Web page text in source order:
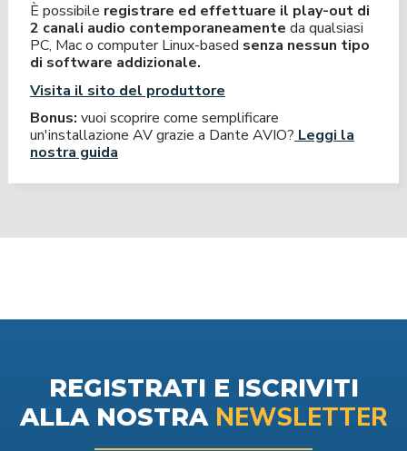
È possibile registrare ed effettuare il play-out di
2 canali audio contemporaneamente da qualsiasi
PC, Mac o computer Linux-based senza nessun tipo
di software addizionale.
Visita il sito del produttore
Bonus: vuoi scoprire come semplificare
un'installazione AV grazie a Dante AVIO? Leggi la
nostra guida
REGISTRATI E ISCRIVITI
ALLA NOSTRA NEWSLETTER